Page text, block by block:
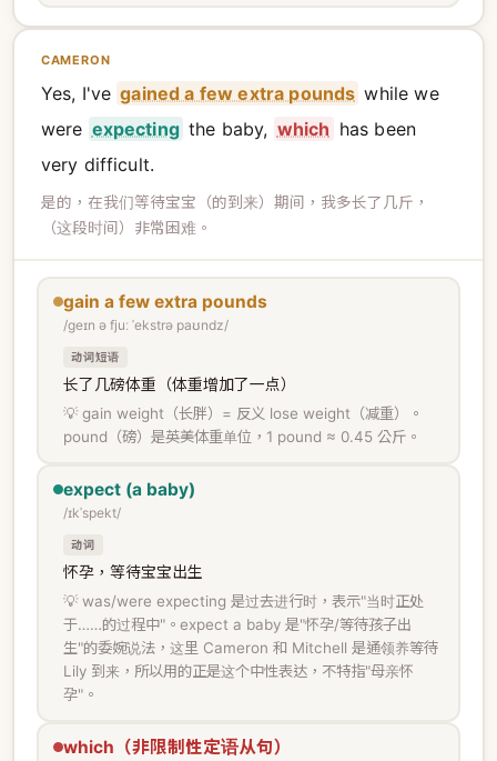
CAMERON
Yes, I've gained a few extra pounds while we
were expecting the baby, which has been
very difficult.
是的，在我们等待宝宝（的到来）期间，我多长了几斤，
（这段时间）非常困难。
gain a few extra pounds
/ɡeɪn ə fjuː ˈekstrə paʊndz/
动词短语
长了几磅体重（体重增加了一点）
💡 gain weight（长胖）= 反义 lose weight（减重）。
pound（磅）是英美体重单位，1 pound ≈ 0.45 公斤。
expect (a baby)
/ɪkˈspekt/
动词
怀孕，等待宝宝出生
💡 was/were expecting 是过去进行时，表示"当时正处
于……的过程中"。expect a baby 是"怀孕/等待孩子出
生"的委婉说法，这里 Cameron 和 Mitchell 是通领养等待
Lily 到来，所以用的正是这个中性表达，不特指"母亲怀
孕"。
which（非限制性定语从句）